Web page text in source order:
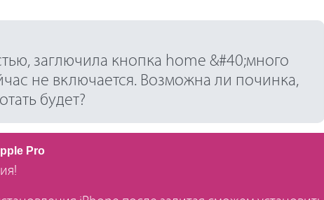
заглючила кнопка home &#40;много
не включается. Возможна ли починка,
будет?
Pro